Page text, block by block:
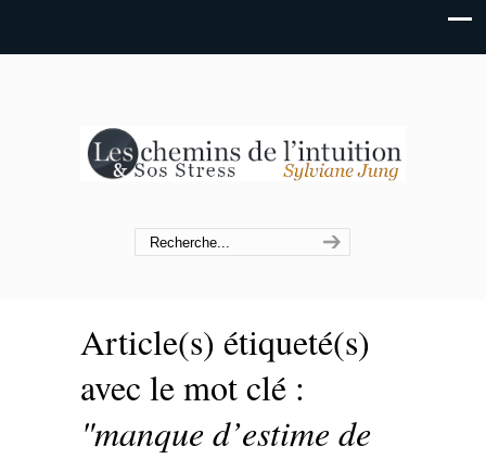
Article(s) étiqueté(s)
avec le mot clé :
"manque d’estime de